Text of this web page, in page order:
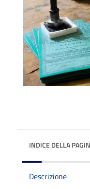
INDICE DELLA
Descrizione